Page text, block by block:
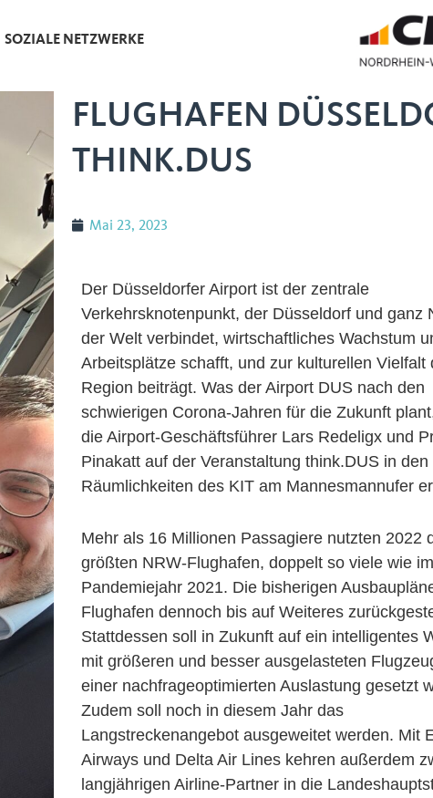
SOZIALE NETZWERKE
FLUGHAFEN
THINK.DUS
Mai 23, 2023
Der Düsseldorfer Airport ist der zentrale
Verkehrsknotenpunkt, der Düsseldorf und ganz
der Welt verbindet, wirtschaftliches Wachstum
Arbeitsplätze schafft, und zur kulturellen Vielfalt
Region beiträgt. Was der Airport DUS nach den
schwierigen Corona-Jahren für die Zukunft
die Airport-Geschäftsführer Lars Redeligx und
Pinakatt auf der Veranstaltung think.DUS in den
Räumlichkeiten des KIT am Mannesmannufer
Mehr als 16 Millionen Passagiere nutzten 2022
größten NRW-Flughafen, doppelt so viele wie im
Pandemiejahr 2021. Die bisherigen
Flughafen dennoch bis auf Weiteres
Stattdessen soll in Zukunft auf ein intelligentes
mit größeren und besser ausgelasteten
einer nachfrageoptimierten Auslastung gesetzt
Zudem soll noch in diesem Jahr das
Langstreckenangebot ausgeweitet werden. Mit
Airways und Delta Air Lines kehren außerdem
langjährigen Airline-Partner in die